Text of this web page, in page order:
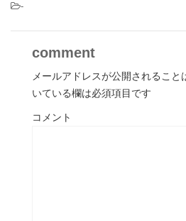
-
comment
メールアドレスが公開されること
いている欄は必須項目です
コメント